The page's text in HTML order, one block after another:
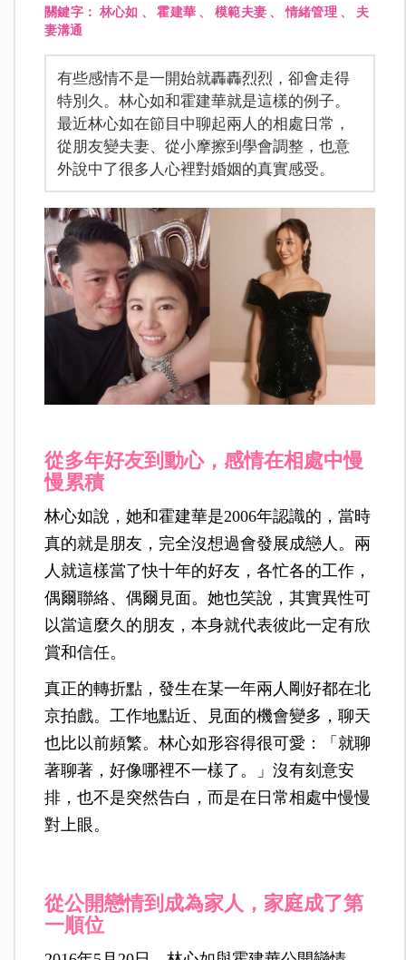
關鍵字： 林心如 、霍建華 、 模範夫妻 、情緒管理 、 夫
妻溝通
有些感情不是一開始就轟轟烈烈，卻會走得
特別久。林心如和霍建華就是這樣的例子。
最近林心如在節目中聊起兩人的相處日常，
從朋友變夫妻、從小摩擦到學會調整，也意
外說中了很多人心裡對婚姻的真實感受。
從多年好友到動心，感情在相處中慢
慢累積
林心如說，她和霍建華是2006年認識的，當時
真的就是朋友，完全沒想過會發展成戀人。兩
人就這樣當了快十年的好友，各忙各的工作，
偶爾聯絡、偶爾見面。她也笑說，其實異性可
以當這麼久的朋友，本身就代表彼此一定有欣
賞和信任。
真正的轉折點，發生在某一年兩人剛好都在北
京拍戲。工作地點近、見面的機會變多，聊天
也比以前頻繁。林心如形容得很可愛：「就聊
著聊著，好像哪裡不一樣了。」沒有刻意安
排，也不是突然告白，而是在日常相處中慢慢
對上眼。
從公開戀情到成為家人 ， 家庭成了第
一順位